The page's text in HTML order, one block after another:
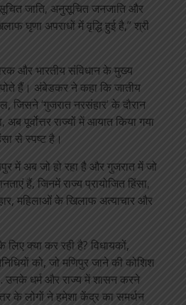
जाति, अनुसूचित जनजाति और
घृणा अपराधों में वृद्धि हुई है,” श्री
और भारतीय संविधान के मुख्य
हैं। अंबेडकर ने कहा कि जातीय
‘गुजरात नरसंहार’ के दौरान
अब पूर्वोत्तर राज्यों में आयात किया गया
से स्पष्ट है।
में अब जो हो रहा है और गुजरात में जो
हैं, जिनमें राज्य प्रायोजित हिंसा,
महिलाओं के खिलाफ अत्याचार और
लिए क्या कर रही है? विधायकों,
को, जो मणिपुर जाने की कोशिश
उनके धर्म और राज्य में शासन करने
के लोगों ने हमेशा केंद्र का समर्थन